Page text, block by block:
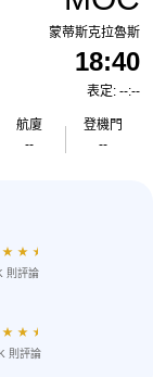
蒙蒂斯克拉魯斯
18:40
表定: --:--
航廈
--
登機門
--
★ ★ ★
則評論
★ ★ ★
則評論